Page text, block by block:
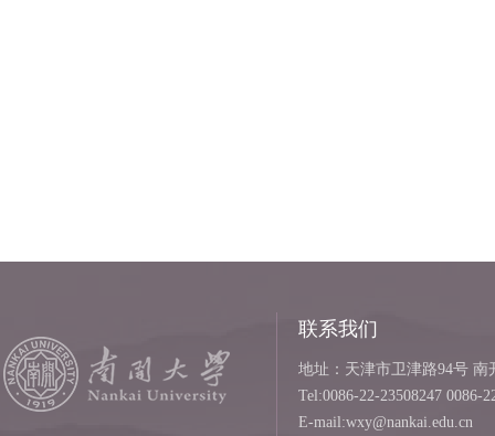
联系我们
地址：天津市卫津路94号 南
Tel:0086-22-23508247 0086-
E-mail:wxy@nankai.edu.cn